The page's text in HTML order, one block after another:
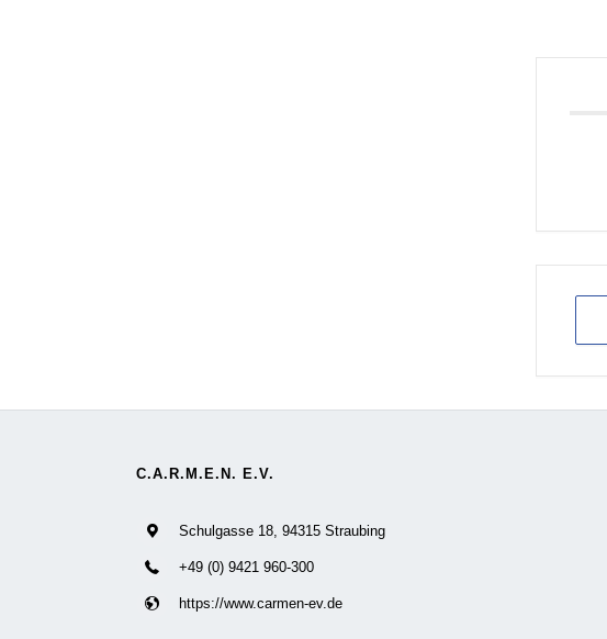
C.A.R.M.E.N. E.V.
Schulgasse 18, 94315 Straubing
+49 (0) 9421 960-300
https://www.carmen-ev.de